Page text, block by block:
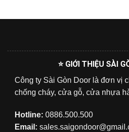
⭐ GIỚI THIỆU SÀI
Công ty Sài Gòn Door là đơn vị
chống cháy, cửa gỗ, cửa nhựa
Hotline: 0886.500.500
Email: